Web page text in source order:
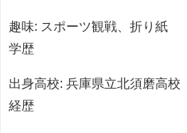
趣味: スポーツ観戦、折り紙
学歴
出身高校: 兵庫県立北須磨高校
経歴